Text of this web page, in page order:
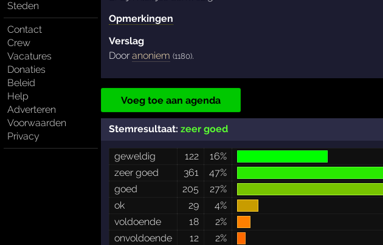
Steden
Contact
Crew
Vacatures
Donaties
Beleid
Help
Adverteren
Voorwaarden
Privacy
Opmerkingen
Verslag
Door anoniem (1180).
Voeg toe aan agenda
Stemresultaat: zeer goed
geweldig 122
16%
zeer goed
361
47%
goed
205
27%
ok
29
4%
voldoende
18
2%
onvoldoende
12
2%